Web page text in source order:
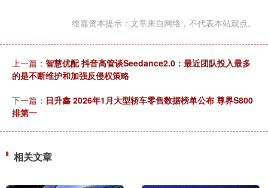
维嘉资本提示：文章来自网络，不代表本站观点。
上一篇： 智慧优配 抖音高管谈Seedance2.0：最近团队投入最多
的是不断维护和加强反侵权策略
下一篇： 日升鑫 2026年1月大型轿车零售数据榜单公布 尊界S800
排第一
相关文章